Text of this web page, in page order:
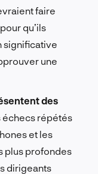
faire
qu’ils
significative
une
des
échecs répétés
et les
plus profondes
dirigeants